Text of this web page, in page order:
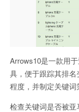
Arrows10是一款用
具，便于跟踪其排
程度，并制定关键词
检查关键词是否被